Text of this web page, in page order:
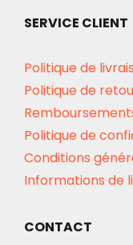
SERVICE CLIENT
Politique de
Politique de
Politique de
Conditions
Informations de
CONTACT